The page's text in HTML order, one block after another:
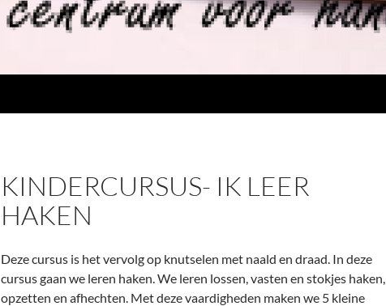
KINDERCURSUS- IK LEER
HAKEN
Deze cursus is het vervolg op knutselen met naald en draad. In deze
cursus gaan we leren haken. We leren lossen, vasten en stokjes haken,
opzetten en afhechten. Met deze vaardigheden maken we 5 kleine